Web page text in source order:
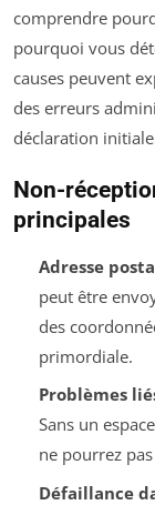
comprendre
pourquoi vous
causes peuvent
des erreurs
déclaration
Non-
principales
Adresse
peut être
des
primordiale.
Problèmes
Sans un
ne pourrez
Défaillance